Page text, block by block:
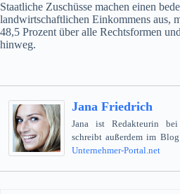
Staatliche Zuschüsse machen einen
landwirtschaftlichen Einkommens aus,
48,5 Prozent über alle Rechtsformen
hinweg.
Jana Friedrich
Jana ist Redakteurin
schreibt außerdem im
Unternehmer-Portal.net